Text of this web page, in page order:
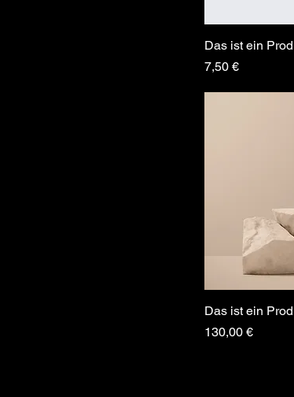
Das ist ein
Preis
7,50 €
Das ist ein
Preis
130,00 €